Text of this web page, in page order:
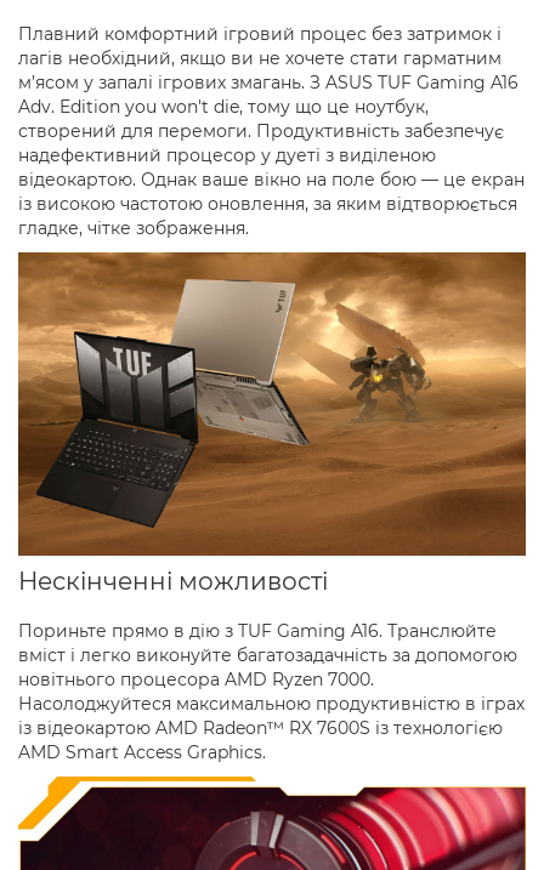
Плавний комфортний ігровий процес без затримок і
лагів необхідний, якщо ви не хочете стати гарматним
м’ясом у запалі ігрових змагань. З ASUS TUF Gaming A16
Adv. Edition you won't die, тому що це ноутбук,
створений для перемоги. Продуктивність забезпечує
надефективний процесор у дуеті з виділеною
відеокартою. Однак ваше вікно на поле бою — це екран
із високою частотою оновлення, за яким відтворюється
гладке, чітке зображення.
Нескінченні можливості
Пориньте прямо в дію з TUF Gaming A16. Транслюйте
вміст і легко виконуйте багатозадачність за допомогою
новітнього процесора AMD Ryzen 7000.
Насолоджуйтеся максимальною продуктивністю в іграх
із відеокартою AMD Radeon™ RX 7600S із технологією
AMD Smart Access Graphics.